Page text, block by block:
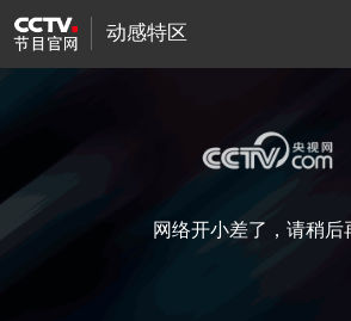
动感特区
网络开小差了，请稍后